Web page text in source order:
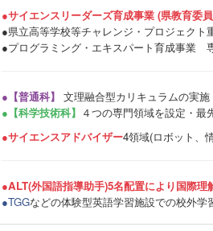
●サイエンスリーダーズ育成事業 (県教育委
●県立高等学校等チャレンジ・プロジェクト
●プログラミング・エキスパート育成事業
●【普通科】 文理融合型カリキュラムの実
●【科学技術科】 ４つの専門領域を設定・最
●サイエンスアドバイザー4領域(ロボット、
●ALT(外国語指導助手)5名配置により国際理
●TGGなどの体験型英語学習施設での校外